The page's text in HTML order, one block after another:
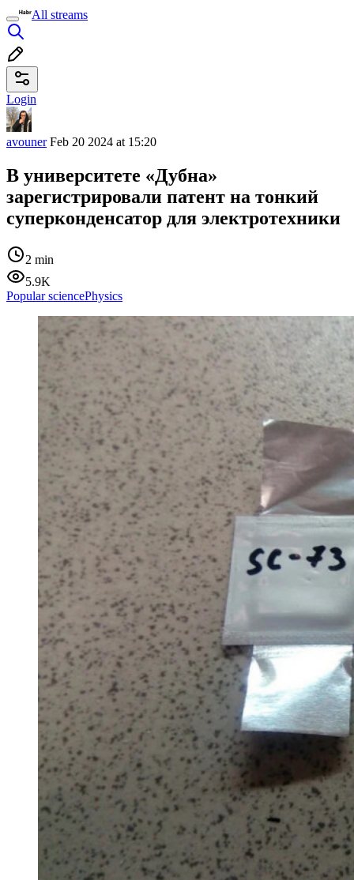
All streams
Login
avounerFeb 20 2024 at 15:20
В университете «Дубна»
зарегистрировали патент на тонкий
суперконденсатор для электротехники
2 min
5.9K
Popular sciencePhysics